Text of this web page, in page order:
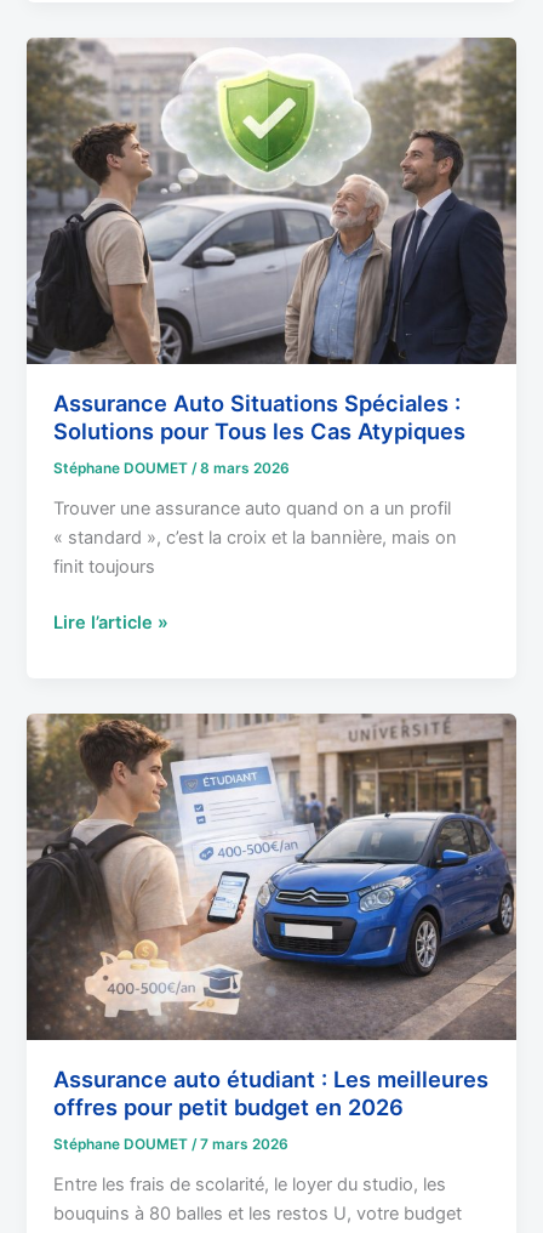
Assurance Auto Situations Spéciales :
Solutions pour Tous les Cas Atypiques
Stéphane DOUMET/8 mars 2026
Trouver une assurance auto quand on a un profil
« standard », c’est la croix et la bannière, mais on
finit toujours
Assurance
Auto
Situations
Spéciales
:
Solutions
pour
Tous
les
Atypiques
Lire l’article »
Assurance auto étudiant : Les meilleures
offres pour petit budget en 2026
Stéphane DOUMET/7 mars 2026
Entre les frais de scolarité, le loyer du studio, les
bouquins à 80 balles et les restos U, votre budget
Assurance
auto
étudiant
:
Les
meilleures
offres
pour
petit
budget
en
2026